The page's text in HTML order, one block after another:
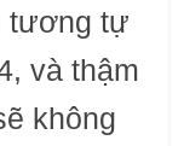
tương tự
và thậm
không